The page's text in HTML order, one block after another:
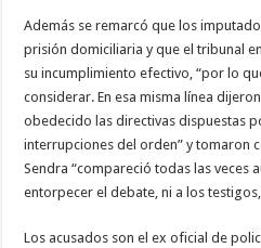
Además se remarcó que los
prisión domiciliaria y que el tribunal
su incumplimiento efectivo, “por lo
considerar. En esa misma línea
obedecido las directivas dispuestas
interrupciones del orden” y tomaron
Sendra “compareció todas las veces
entorpecer el debate, ni a los
Los acusados son el ex oficial de